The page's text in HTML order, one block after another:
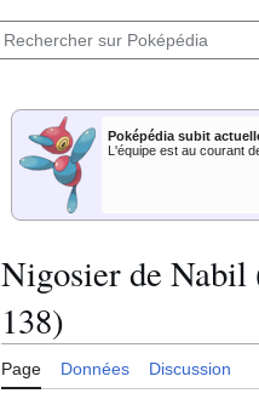
Poképédia subit
L'équipe est au courant
Nigosier de Nabil
138)
Page Données Discussion